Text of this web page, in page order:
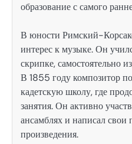
образование с самого
В юности Римский-
интерес к музыке. Он
скрипке, самостоятельно
В 1855 году композитор
кадетскую школу, где
занятия. Он активно
ансамблях и написал
произведения.